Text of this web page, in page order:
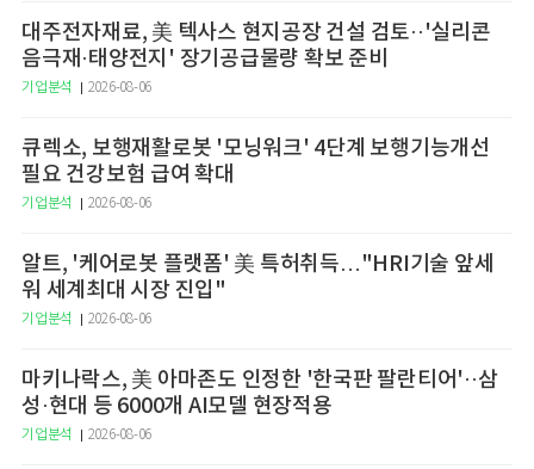
대주전자재료, 美 텍사스 현지공장 건설 검토··'실리콘
음극재·태양전지' 장기공급물량 확보 준비
기업분석 2026-08-06
큐렉소, 보행재활로봇 '모닝워크' 4단계 보행기능개선
필요 건강보험 급여 확대
기업분석 2026-08-06
알트, '케어로봇 플랫폼' 美 특허취득…"HRI기술 앞세
워 세계최대 시장 진입"
기업분석 2026-08-06
마키나락스, 美 아마존도 인정한 '한국판 팔란티어'··삼
성·현대 등 6000개 AI모델 현장적용
기업분석 2026-08-06